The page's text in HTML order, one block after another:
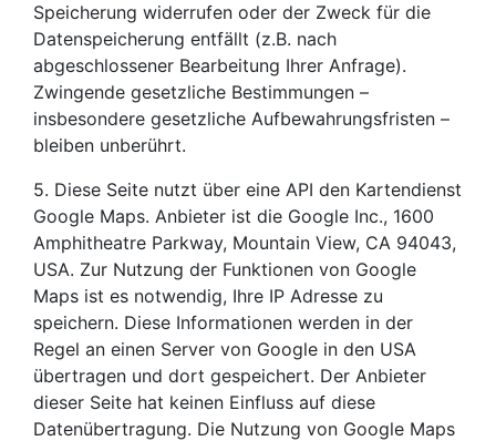
Speicherung widerrufen oder der Zweck für die
Datenspeicherung entfällt (z.B. nach
abgeschlossener Bearbeitung Ihrer Anfrage).
Zwingende gesetzliche Bestimmungen –
insbesondere gesetzliche Aufbewahrungsfristen –
bleiben unberührt.
5. Diese Seite nutzt über eine API den Kartendienst
Google Maps. Anbieter ist die Google Inc., 1600
Amphitheatre Parkway, Mountain View, CA 94043,
USA. Zur Nutzung der Funktionen von Google
Maps ist es notwendig, Ihre IP Adresse zu
speichern. Diese Informationen werden in der
Regel an einen Server von Google in den USA
übertragen und dort gespeichert. Der Anbieter
dieser Seite hat keinen Einfluss auf diese
Datenübertragung. Die Nutzung von Google Maps